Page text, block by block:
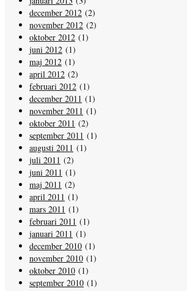
december 2012 (2)
november 2012 (2)
oktober 2012 (1)
juni 2012 (1)
maj 2012 (1)
april 2012 (2)
februari 2012 (1)
december 2011 (1)
november 2011 (1)
oktober 2011 (2)
september 2011 (1)
augusti 2011 (1)
juli 2011 (2)
juni 2011 (1)
maj 2011 (2)
april 2011 (1)
mars 2011 (1)
februari 2011 (1)
januari 2011 (1)
december 2010 (1)
november 2010 (1)
oktober 2010 (1)
september 2010 (1)